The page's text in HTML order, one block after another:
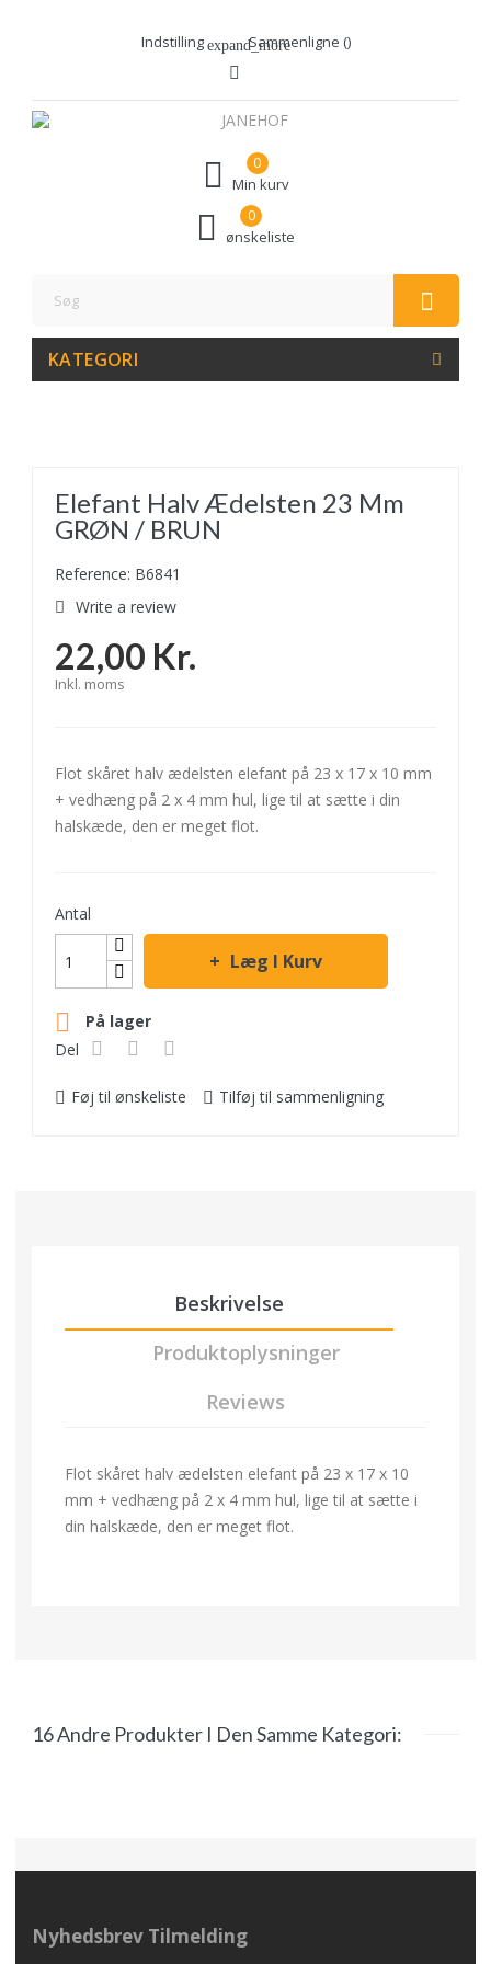
Indstilling expand_moreSammenligne ()
0
Min kurv
ønskeliste
0
KATEGORI
Elefant Halv Ædelsten 23 Mm
GRØN / BRUN
Reference: B6841
Write a review
22,00 Kr.
Inkl. moms
Flot skåret halv ædelsten elefant på 23 x 17 x 10 mm
+ vedhæng på 2 x 4 mm hul, lige til at sætte i din
halskæde, den er meget flot.
Antal
Læg I Kurv

På lager
Del
Føj til ønskeliste Tilføj til sammenligning
Beskrivelse
Produktoplysninger
Reviews
Flot skåret halv ædelsten elefant på 23 x 17 x 10
mm + vedhæng på 2 x 4 mm hul, lige til at sætte i
din halskæde, den er meget flot.
16 Andre Produkter I Den Samme Kategori:
Nyhedsbrev Tilmelding